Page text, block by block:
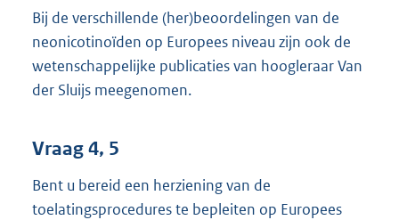
Bij de verschillende (her)beoordelingen van de
neonicotinoïden op Europees niveau zijn ook de
wetenschappelijke publicaties van hoogleraar Van
der Sluijs meegenomen.
Vraag 4, 5
Bent u bereid een herziening van de
toelatingsprocedures te bepleiten op Europees